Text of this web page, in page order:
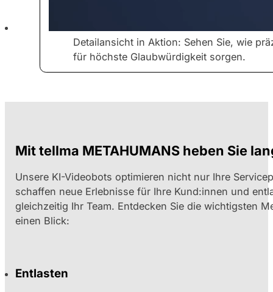
Detailansicht in Aktion: Sehen Sie, wie
für höchste Glaubwürdigkeit sorgen.
Mit tellma METAHUMANS heben Sie
Unsere KI-Videobots optimieren nicht nur Ihre
schaffen neue Erlebnisse für Ihre Kund:innen und
gleichzeitig Ihr Team. Entdecken Sie die wichtigsten
einen Blick:
Entlasten